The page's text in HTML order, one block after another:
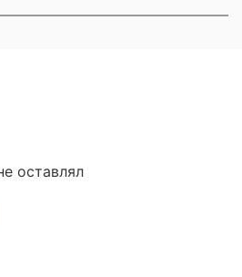
оставлял